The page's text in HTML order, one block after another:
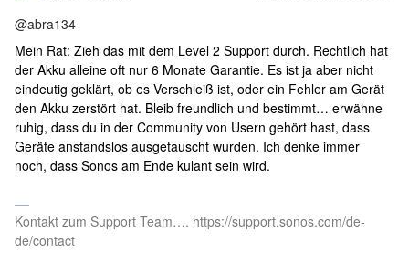
@abra134
Mein Rat: Zieh das mit dem Level 2 Support durch. Rechtlich hat
der Akku alleine oft nur 6 Monate Garantie. Es ist ja aber nicht
eindeutig geklärt, ob es Verschleiß ist, oder ein Fehler am Gerät
den Akku zerstört hat. Bleib freundlich und bestimmt… erwähne
ruhig, dass du in der Community von Usern gehört hast, dass
Geräte anstandslos ausgetauscht wurden. Ich denke immer
noch, dass Sonos am Ende kulant sein wird.
Kontakt zum Support Team…. https://support.sonos.com/de-
de/contact